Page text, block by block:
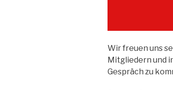
Wir freuen uns
Mitgliedern und
Gespräch zu